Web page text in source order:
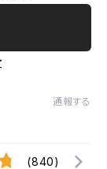
通報する
(840)